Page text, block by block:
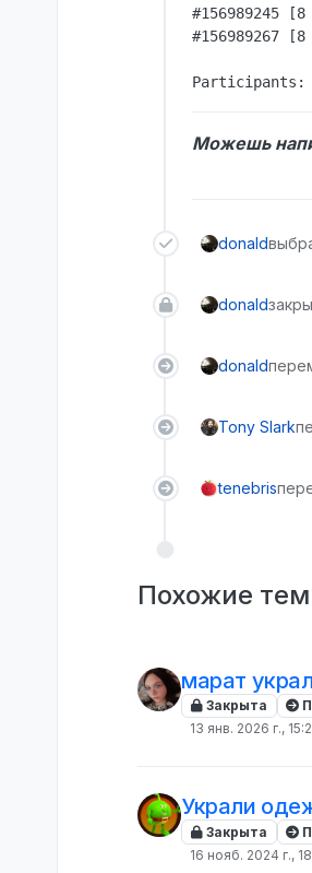
#156989245
#156989267
Можешь
donald
donald
donald
Tony Slark
tenebris
Похожие
марат
Закрыта
13 янв. 2026 г.,
Украли
Закрыта
16 нояб. 2024 г.,